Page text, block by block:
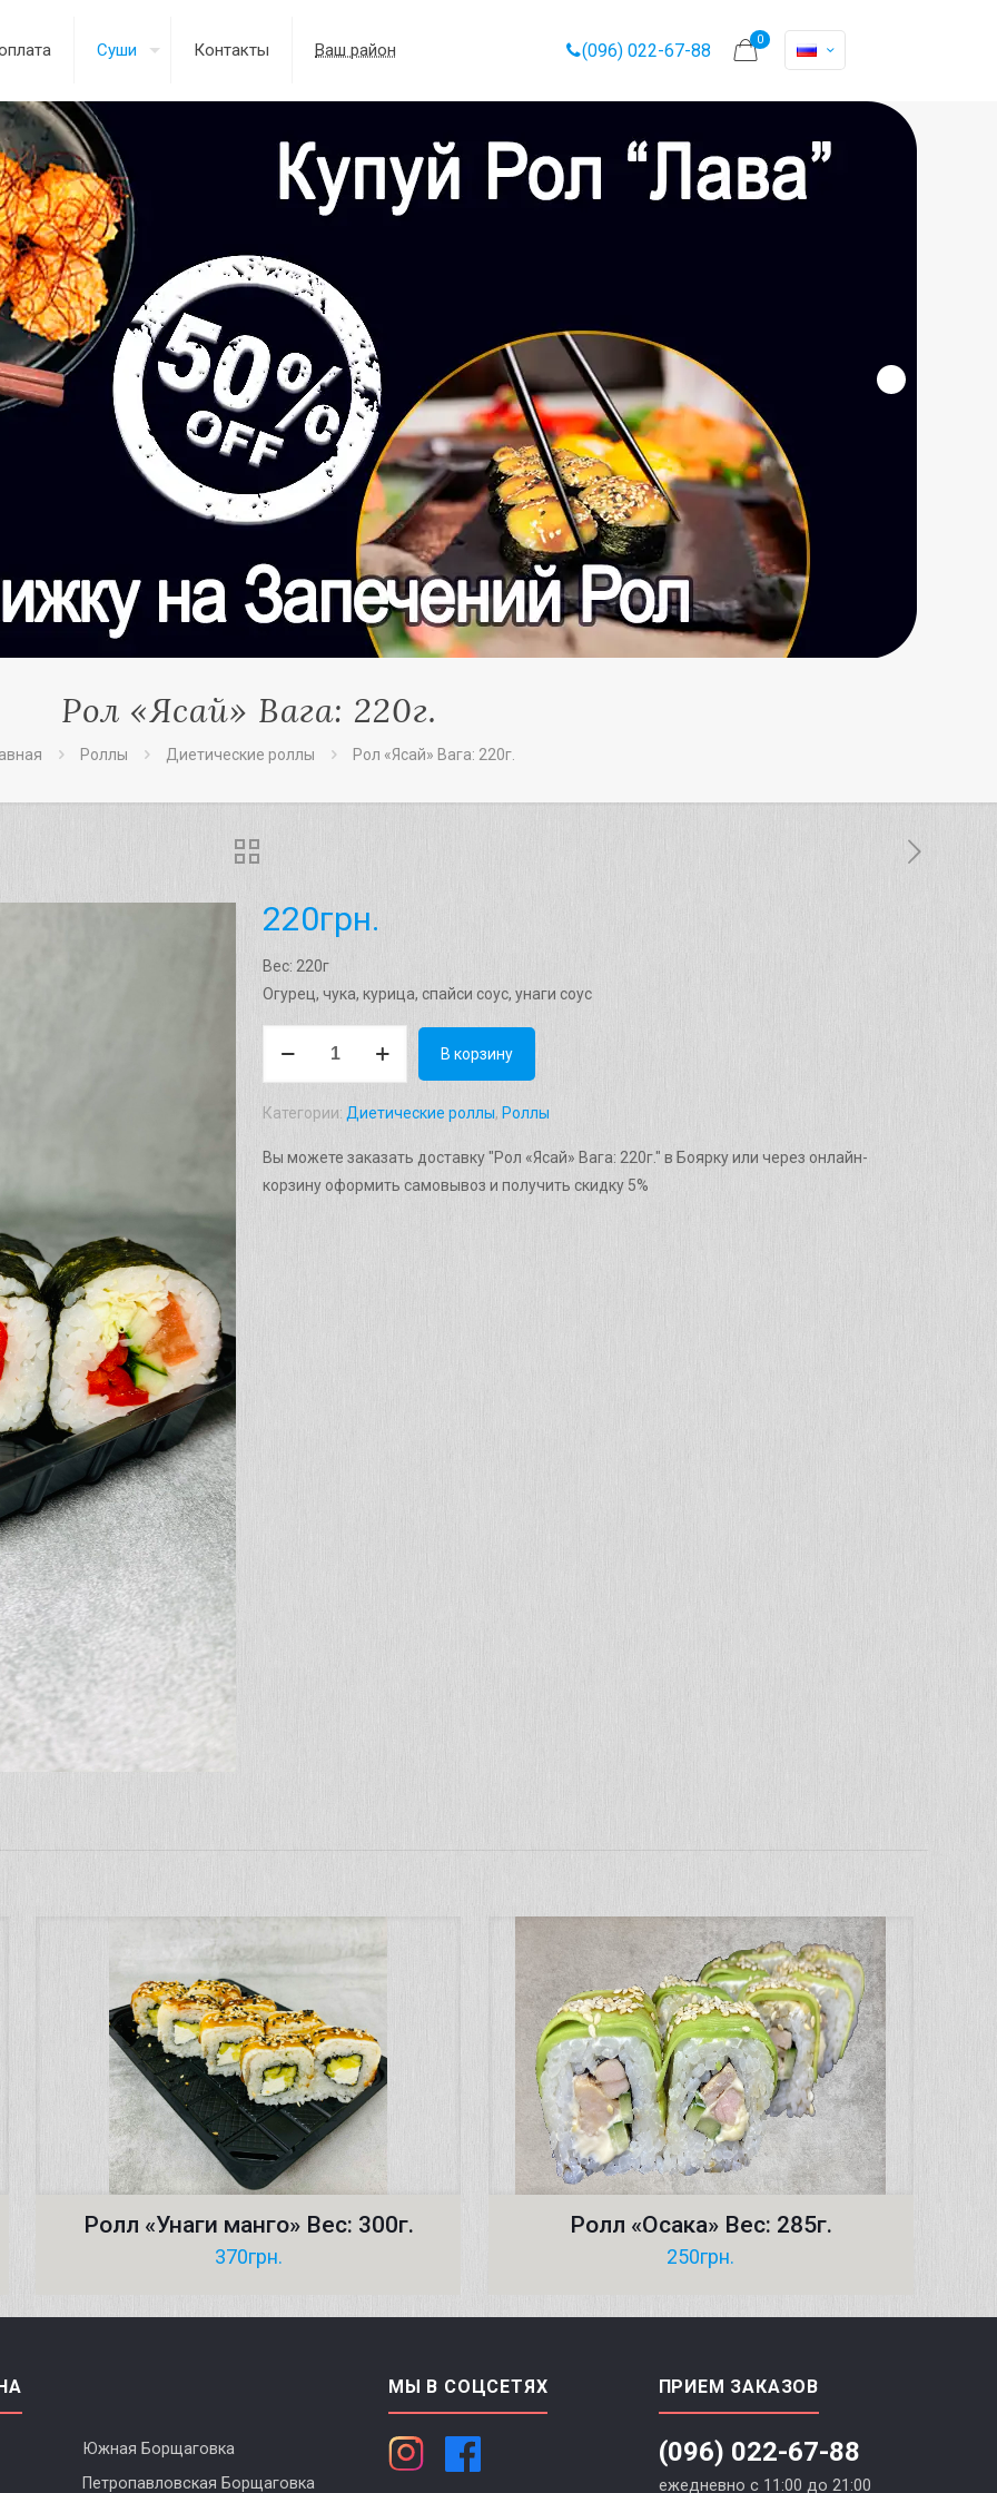
Суши Контакты Ваш район (096) 022-67-88
0
Рол «Ясай» Вага: 220г.
Роллы Диетические роллы Рол «Ясай» Вага: 220г.
220грн.
Вес: 220г
Огурец, чука, курица, спайси соус, унаги соус
"Ясай"
Вага:
В корзину
Категории: Диетические роллы, Роллы
Вы можете заказать доставку "Рол «Ясай» Вага: 220г." в Боярку или через онлайн-
корзину оформить самовывоз и получить скидку 5%
Ролл «Унаги манго» Вес: 300г.
370грн.
Ролл «Осака» Вес: 285г.
250грн.
Южная Борщаговка
Петропавловская Борщаговка
МЫ В СОЦСЕТЯХ ПРИЕМ ЗАКАЗОВ
(096) 022-67-88
ежедневно с 11:00 до 21:00